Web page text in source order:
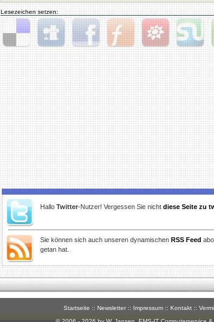
Lesezeichen setzen:
Delicious Digg Facebook Furl StudiVZ StumbleUpon
Hallo Twitter-Nutzer! Vergessen Sie nicht diese Seite zu
Sie können sich auch unseren dynamischen RSS Feed
getan hat.
Startseite :: Newsletter :: Impressum :: Kontakt ::